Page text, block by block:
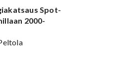
Spot-
2000-